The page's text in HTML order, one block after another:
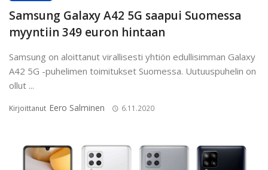
Samsung Galaxy A42 5G saapui Suomessa
myyntiin 349 euron hintaan
Samsung on aloittanut virallisesti yhtiön edullisimman Galaxy
A42 5G -puhelimen toimitukset Suomessa. Uutuuspuhelin on
ollut ...
Kirjoittanut Eero Salminen 6.11.2020